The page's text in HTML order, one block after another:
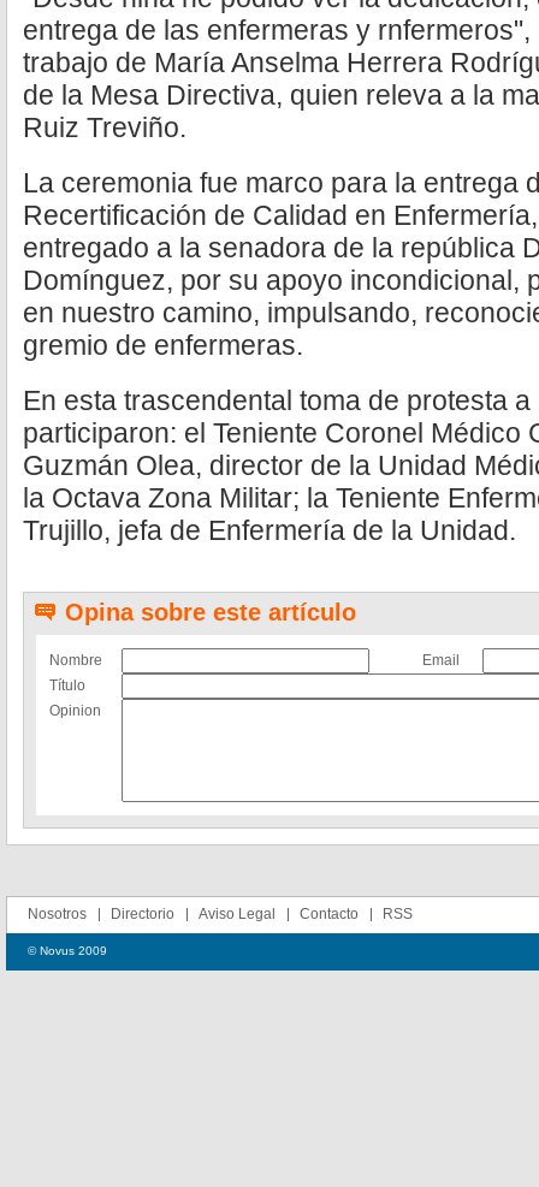
entrega de las enfermeras y
trabajo de María Anselma Herrera
de la Mesa Directiva, quien releva a la
Ruiz Treviño.
La ceremonia fue marco para la entrega
Recertificación de Calidad en
entregado a la senadora de la república
Domínguez, por su apoyo incondicional,
en nuestro camino, impulsando,
gremio de enfermeras.
En esta trascendental toma de protesta
participaron: el Teniente Coronel Médico
Guzmán Olea, director de la Unidad
la Octava Zona Militar; la Teniente
Trujillo, jefa de Enfermería de la Unidad.
Opina sobre este artículo
Nombre
Email
Título
Opinion
Nosotros Directorio Aviso Legal Contacto RSS
© Novus 2009